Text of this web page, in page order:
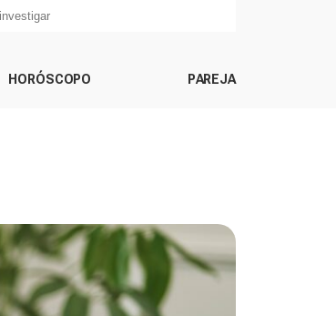
HORÓSCOPO PAREJA